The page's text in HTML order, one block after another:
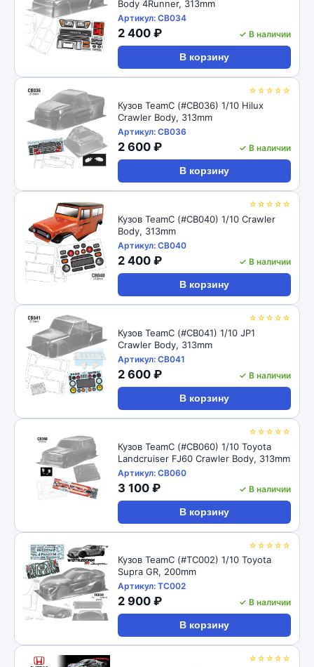
Body 4Runner, 313mm
Артикул: CB034
2 400 ₽ ✓ В наличии
В корзину
☆☆☆☆☆
Кузов TeamC (#CB036) 1/10 Hilux
Crawler Body, 313mm
Артикул: CB036
2 600 ₽ ✓ В наличии
В корзину
☆☆☆☆☆
Кузов TeamC (#CB040) 1/10 Crawler
Body, 313mm
Артикул: CB040
2 400 ₽ ✓ В наличии
В корзину
☆☆☆☆☆
Кузов TeamC (#CB041) 1/10 JP1
Crawler Body, 313mm
Артикул: CB041
2 600 ₽ ✓ В наличии
В корзину
☆☆☆☆☆
Кузов TeamC (#CB060) 1/10 Toyota
Landcruiser FJ60 Crawler Body, 313mm
Артикул: CB060
3 100 ₽ ✓ В наличии
В корзину
☆☆☆☆☆
Кузов TeamC (#TC002) 1/10 Toyota
Supra GR, 200mm
Артикул: TC002
2 900 ₽ ✓ В наличии
В корзину
☆☆☆☆☆